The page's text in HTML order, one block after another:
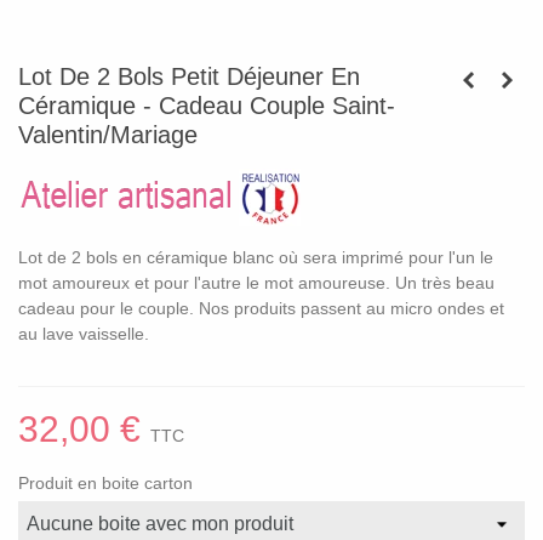
Lot De 2 Bols Petit Déjeuner En
Céramique - Cadeau Couple Saint-
Valentin/Mariage
Lot de 2 bols en céramique blanc où sera imprimé pour l'un le
mot amoureux et pour l'autre le mot amoureuse. Un très beau
cadeau pour le couple. Nos produits passent au micro ondes et
au lave vaisselle.
32,00 € TTC
Produit en boite carton